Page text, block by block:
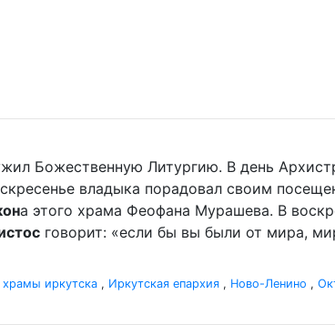
Божественную Литургию. В день
владыка порадовал своим
а этого храма Феофана Мурашева. В
говорит: «если бы вы были от мира,
храмы иркутска , Иркутская епархия , Ново-Ленино ,